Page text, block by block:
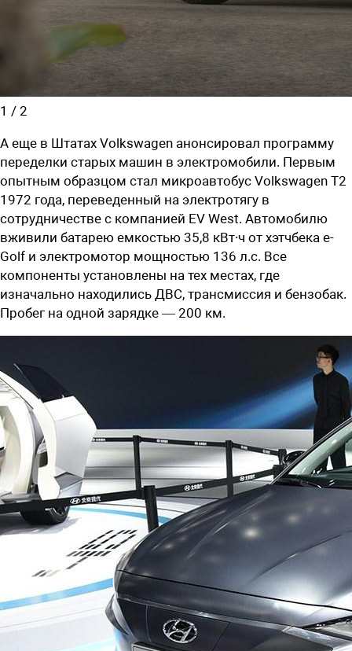
1 / 2
А еще в Штатах Volkswagen анонсировал программу
переделки старых машин в электромобили. Первым
опытным образцом стал микроавтобус Volkswagen T2
1972 года, переведенный на электротягу в
сотрудничестве с компанией EV West. Автомобилю
вживили батарею емкостью 35,8 кВт∙ч от хэтчбека e-
Golf и электромотор мощностью 136 л.с. Все
компоненты установлены на тех местах, где
изначально находились ДВС, трансмиссия и бензобак.
Пробег на одной зарядке — 200 км.